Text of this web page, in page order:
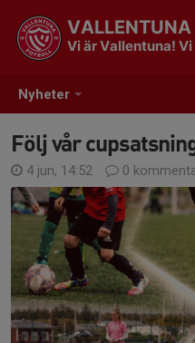
Nyheter
VALLENTUNA
Vi är Vallentuna!
Följ vår
4 jun, 14:52 0